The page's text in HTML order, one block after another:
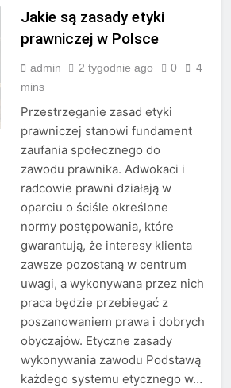
Jakie są zasady etyki
prawniczej w Polsce
admin 2 tygodnie ago 0
4
mins
Przestrzeganie zasad etyki
prawniczej stanowi fundament
zaufania społecznego do
zawodu prawnika. Adwokaci i
radcowie prawni działają w
oparciu o ściśle określone
normy postępowania, które
gwarantują, że interesy klienta
zawsze pozostaną w centrum
uwagi, a wykonywana przez nich
praca będzie przebiegać z
poszanowaniem prawa i dobrych
obyczajów. Etyczne zasady
wykonywania zawodu Podstawą
każdego systemu etycznego w…